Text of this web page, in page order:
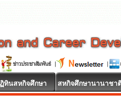
ทินสหกิจศึกษา สหกิจศึกษานานาชา